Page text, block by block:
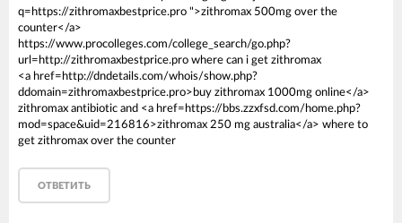
q=https://zithromaxbestprice.pro ">zithromax 500mg over the
counter</a>
https://www.procolleges.com/college_search/go.php?
url=http://zithromaxbestprice.pro where can i get zithromax
<a href=http://dndetails.com/whois/show.php?
ddomain=zithromaxbestprice.pro>buy zithromax 1000mg online</a>
zithromax antibiotic and <a href=https://bbs.zzxfsd.com/home.php?
mod=space&uid=216816>zithromax 250 mg australia</a> where to
get zithromax over the counter
ОТВЕТИТЬ